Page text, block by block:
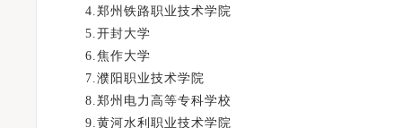
4.郑州铁路职业技术学院
5.开封大学
6.焦作大学
7.濮阳职业技术学院
8.郑州电力高等专科学校
9.黄河水利职业技术学院